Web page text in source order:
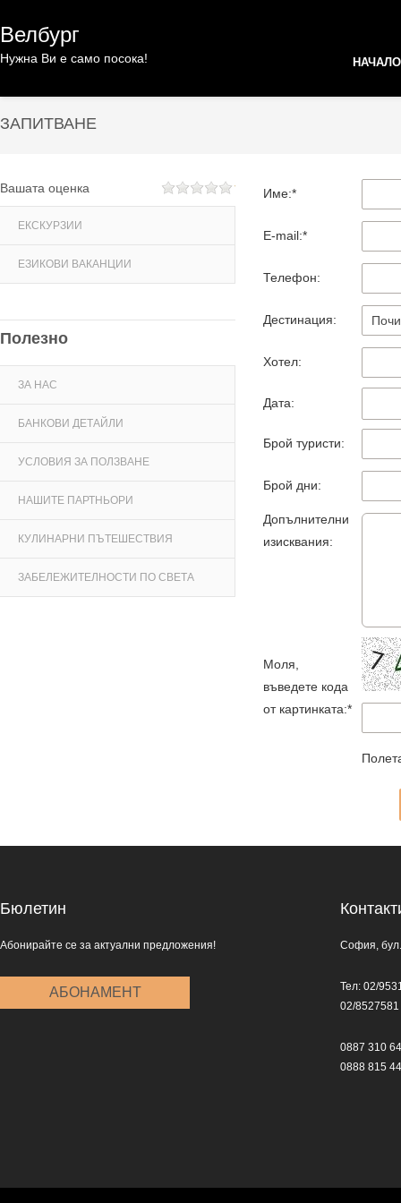
Велбург
Нужна Ви е само посока! НАЧАЛО
ЗАПИТВАНЕ
Вашата оценка
ЕКСКУРЗИИ
ЕЗИКОВИ ВАКАНЦИИ
Полезно
ЗА НАС
БАНКОВИ ДЕТАЙЛИ
УСЛОВИЯ ЗА ПОЛЗВАНЕ
НАШИТЕ ПАРТНЬОРИ
КУЛИНАРНИ ПЪТЕШЕСТВИЯ
ЗАБЕЛЕЖИТЕЛНОСТИ ПО СВЕТА
Име:*
E-mail:*
Телефон:
Дестинация:
Хотел:
Дата:
Брой туристи:
Брой дни:
Допълнителни
изисквания:
Моля,
въведете кода
от картинката:*
Бюлетин
Абонирайте се за актуални предложения!
АБОНАМЕНТ
София,
Тел: 02/
02/8527581
0887 310
0888 815